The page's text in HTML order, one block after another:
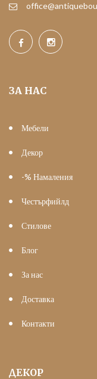
ЗА НАС
Мебели
Декор
-% Намаления
Честърфийлд
Стилове
Блог
За нас
Доставка
Контакти
ДЕКОР